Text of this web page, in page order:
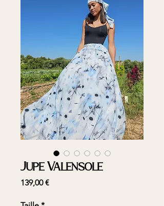
Jupe Valensole
139,00 €Prix